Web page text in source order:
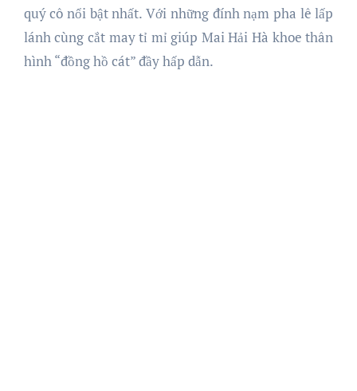
quý cô nổi bật nhất. Với những đính nạm pha lê lấp
lánh cùng cắt may tỉ mỉ giúp Mai Hải Hà khoe thân
hình “đồng hồ cát” đầy hấp dẫn.